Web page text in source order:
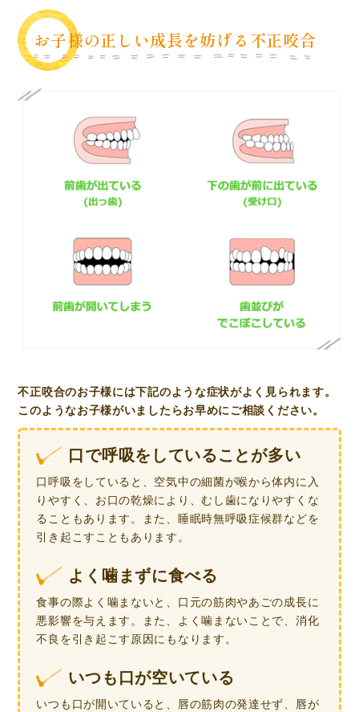
お子様の正しい成長を妨げる不正咬合
不正咬合のお子様には下記のような症状がよく見られます。
このようなお子様がいましたらお早めにご相談ください。
口で呼吸をしていることが多い
口呼吸をしていると、空気中の細菌が喉から体内に入
りやすく、お口の乾燥により、むし歯になりやすくな
ることもあります。また、睡眠時無呼吸症候群などを
引き起こすこともあります。
よく噛まずに食べる
食事の際よく噛まないと、口元の筋肉やあごの成長に
悪影響を与えます。また、よく噛まないことで、消化
不良を引き起こす原因にもなります。
いつも口が空いている
いつも口が開いていると、唇の筋肉の発達せず、唇が